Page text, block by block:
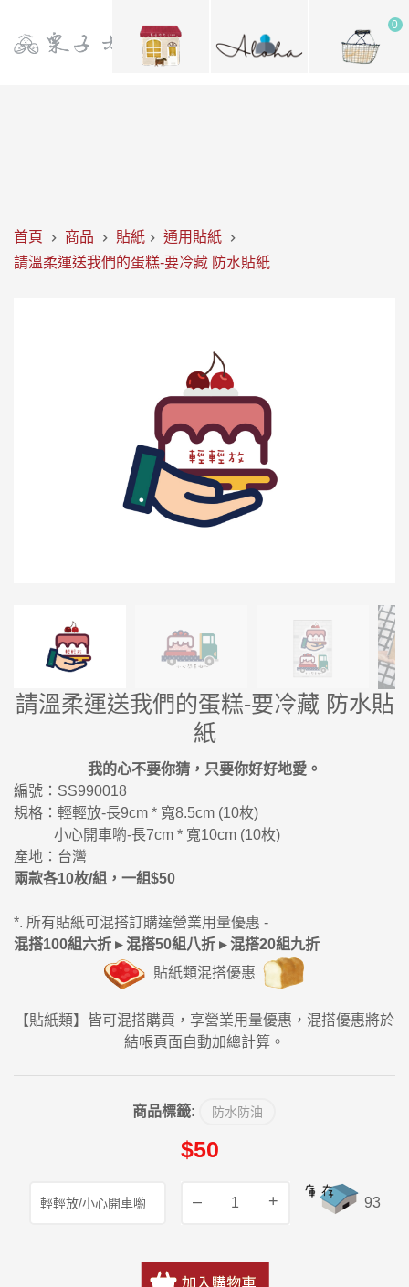
0
首頁 商品 貼紙
通用貼紙
請溫柔運送我們的蛋糕-要冷藏 防水貼紙
請溫柔運送我們的蛋糕-要冷藏 防水貼
紙
我的心不要你猜，只要你好好地愛。
編號：SS990018
規格：輕輕放-長9cm * 寬8.5cm (10枚)
小心開車喲-長7cm * 寬10cm (10枚)
產地：台灣
兩款各10枚/組，一組$50
*. 所有貼紙可混搭訂購達營業用量優惠 -
混搭100組六折 ▸ 混搭50組八折 ▸ 混搭20組九折
貼紙類混搭優惠
【貼紙類】皆可混搭購買，享營業用量優惠，混搭優惠將於
結帳頁面自動加總計算。
商品標籤: 防水防油
$50
– + 93